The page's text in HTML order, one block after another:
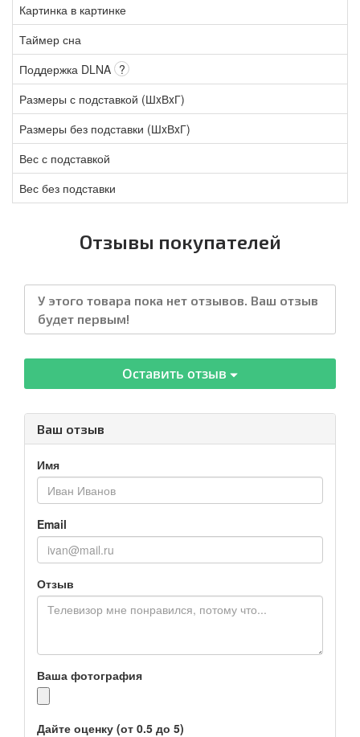
Картинка в картинке
Таймер сна
Поддержка DLNA ?
Размеры с подставкой (ШxВxГ)
Размеры без подставки (ШxВxГ)
Вес с подставкой
Вес без подставки
Отзывы покупателей
У этого товара пока нет отзывов. Ваш отзыв
будет первым!
Оставить отзыв
Ваш отзыв
Имя
Email
Отзыв
Ваша фотография
Дайте оценку (от 0.5 до 5)